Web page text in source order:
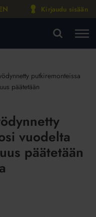
Kirjaudu sisään
putkiremonteissa
päätetään
vuodelta
päätetään